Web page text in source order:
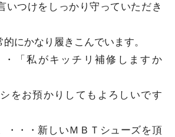
いつけをしっかり守っていただき
にかなり履きこんでいます。
「私がキッチリ補修しますか
をお預かりしてもよろしいです
・・・新しいＭＢＴシューズを頂